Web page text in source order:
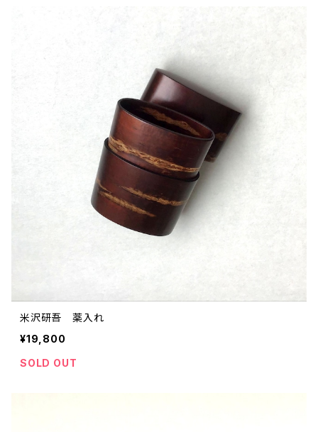
米沢研吾 薬入れ
¥19,800
SOLD OUT